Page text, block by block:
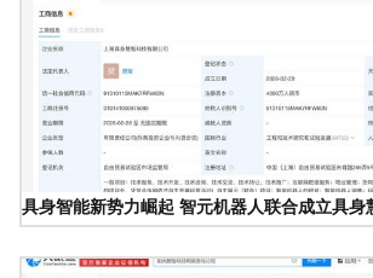
具身智能新势力崛起 智元机器人联合成立具